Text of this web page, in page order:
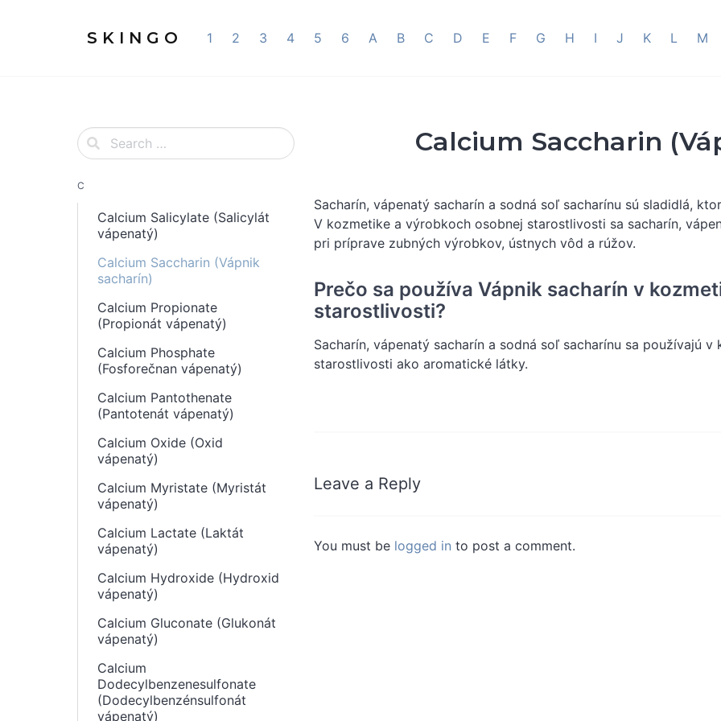
S K I N G O 1 2 3 4 5 6 A B C D E F G H I J K L M
C
Calcium Salicylate (Salicylát
vápenatý)
Calcium Saccharin (Vápnik
sacharín)
Calcium Propionate
(Propionát vápenatý)
Calcium Phosphate
(Fosforečnan vápenatý)
Calcium Pantothenate
(Pantotenát vápenatý)
Calcium Oxide (Oxid
vápenatý)
Calcium Myristate (Myristát
vápenatý)
Calcium Lactate (Laktát
vápenatý)
Calcium Hydroxide (Hydroxid
vápenatý)
Calcium Gluconate (Glukonát
vápenatý)
Calcium
Dodecylbenzenesulfonate
(Dodecylbenzénsulfonát
vápenatý)
Calcium Saccharin
Sacharín, vápenatý sacharín a sodná soľ sacharínu sú sladidlá,
V kozmetike a výrobkoch osobnej starostlivosti sa sacharín,
pri príprave zubných výrobkov, ústnych vôd a rúžov.
Prečo sa používa Vápnik sacharín v
starostlivosti?
Sacharín, vápenatý sacharín a sodná soľ sacharínu sa používajú
starostlivosti ako aromatické látky.
Leave a Reply
You must be logged in to post a comment.